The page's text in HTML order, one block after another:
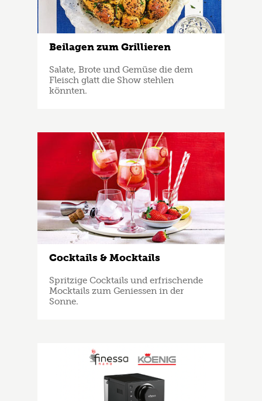
Beilagen zum Grillieren
Salate, Brote und Gemüse die dem
Fleisch glatt die Show stehlen
könnten.
Cocktails & Mocktails
Spritzige Cocktails und erfrischende
Mocktails zum Geniessen in der
Sonne.